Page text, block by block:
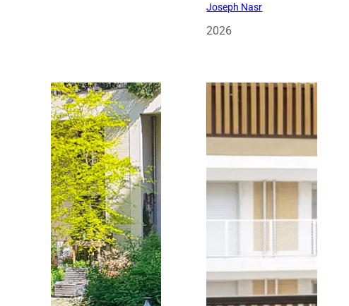
Joseph Nasr
2026